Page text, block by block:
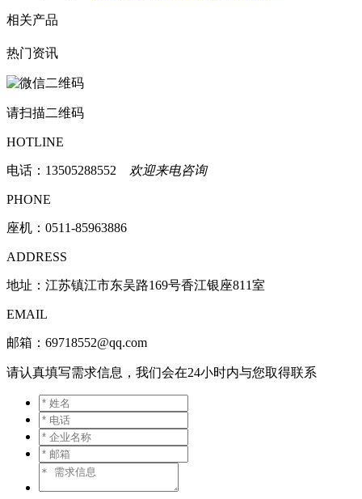
相关产品
热门资讯
请扫描二维码
HOTLINE
电话： 13505288552 欢迎来电咨询
PHONE
座机：0511-85963886
ADDRESS
地址：江苏镇江市东吴路169号香江银座811室
EMAIL
邮箱：69718552@qq.com
请认真填写需求信息，我们会在24小时内与您取得联系